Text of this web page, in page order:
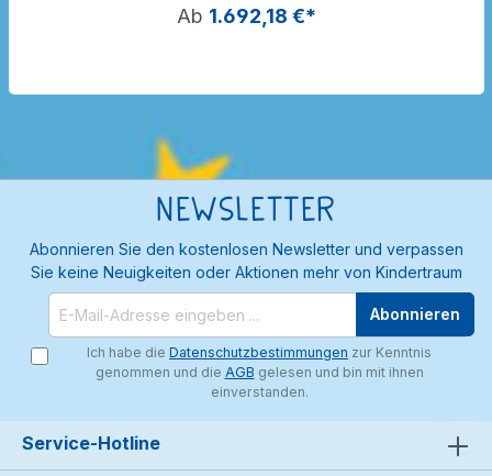
Ab 1.692,18 €*
Newsletter
Abonnieren Sie den kostenlosen Newsletter und verpassen
Sie keine Neuigkeiten oder Aktionen mehr von Kindertraum
Abonnieren
Ich habe die Datenschutzbestimmungen zur Kenntnis
genommen und die AGB gelesen und bin mit ihnen
einverstanden.
Service-Hotline